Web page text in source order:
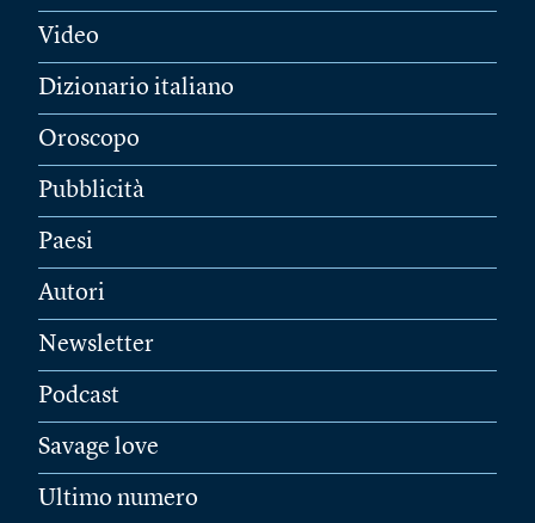
Video
Dizionario italiano
Oroscopo
Pubblicità
Paesi
Autori
Newsletter
Podcast
Savage love
Ultimo numero